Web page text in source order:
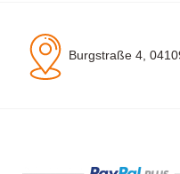
Burgstraße 4,